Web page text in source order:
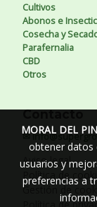
Cultivos
Abonos e
Cosecha y
Parafernalia
CBD
Otros
Contacto
✉
Aviso legal
Política de
Gestión de
Política de
MORAL DEL
obtener datos
usuarios y
preferencias a